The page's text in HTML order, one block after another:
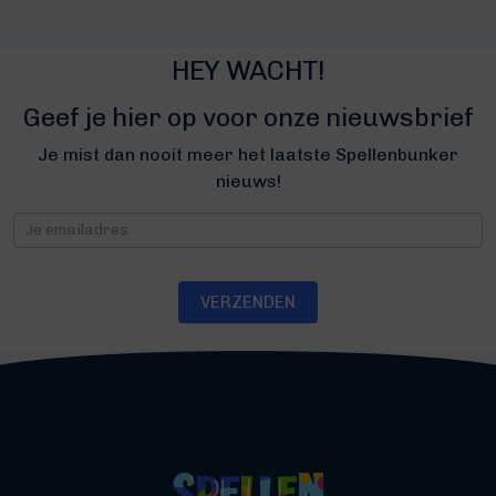
HEY WACHT!
Geef je hier op voor onze nieuwsbrief
Je mist dan nooit meer het laatste Spellenbunker
nieuws!
Nieuwsbrief
VERZENDEN